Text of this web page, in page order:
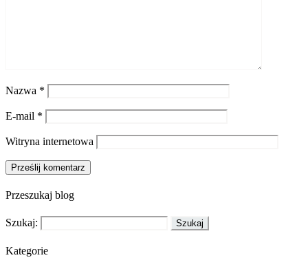
Nazwa *
E-mail *
Witryna internetowa
Przeszukaj blog
Szukaj:
Kategorie